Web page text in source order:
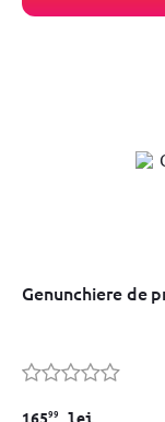
Genunchiere de
16599 lei